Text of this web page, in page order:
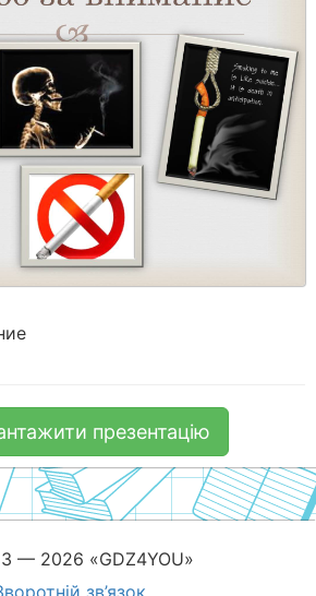
презентацію
— 2026 «GDZ4YOU»
зв’язок